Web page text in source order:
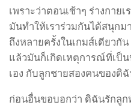
เพราะว่าตอนเช้าๆ ร่างกาย
มันทำให้เราร่วมกันได้สนุก
ถึงหลายครั้งในเกมส์เดียว
แล้วมันก็เกิดเหตุการณ์ที่เป็
เอง กับลูกชายสองคนของดิ
ก่อนอื่นขอบอกว่า ดิฉันรักลูก